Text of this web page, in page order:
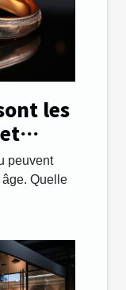
les
peuvent
Quelle